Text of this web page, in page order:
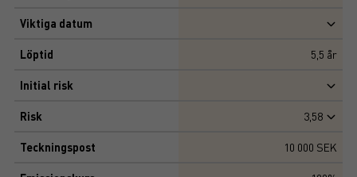
Viktiga datum
Löptid 5,5 år
Initial risk
Risk 3,58
Teckningspost 10 000 SEK